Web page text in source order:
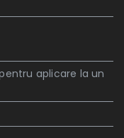
aplicare la un